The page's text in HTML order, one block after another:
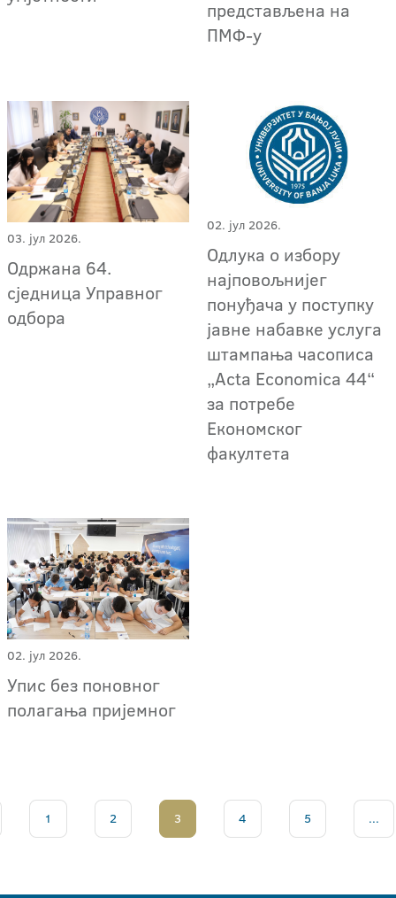
представљена на
ПМФ-у
03. јул 2026.
Одржана 64.
сједница Управног
одбора
02. јул 2026.
Одлука о избору
најповољнијег
понуђача у поступку
јавне набавке услуга
штампања часописа
„Acta Economica 44“
за потребе
Економског
факултета
02. јул 2026.
Упис без поновног
полагања пријемног
1 2 3 4 5 ...